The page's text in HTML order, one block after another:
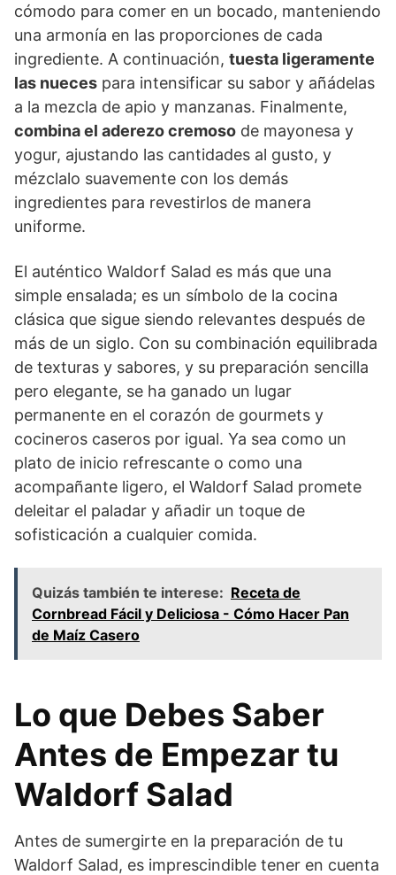
cómodo para comer en un bocado, manteniendo
una armonía en las proporciones de cada
ingrediente. A continuación, tuesta ligeramente
las nueces para intensificar su sabor y añádelas
a la mezcla de apio y manzanas. Finalmente,
combina el aderezo cremoso de mayonesa y
yogur, ajustando las cantidades al gusto, y
mézclalo suavemente con los demás
ingredientes para revestirlos de manera
uniforme.
El auténtico Waldorf Salad es más que una
simple ensalada; es un símbolo de la cocina
clásica que sigue siendo relevantes después de
más de un siglo. Con su combinación equilibrada
de texturas y sabores, y su preparación sencilla
pero elegante, se ha ganado un lugar
permanente en el corazón de gourmets y
cocineros caseros por igual. Ya sea como un
plato de inicio refrescante o como una
acompañante ligero, el Waldorf Salad promete
deleitar el paladar y añadir un toque de
sofisticación a cualquier comida.
Quizás también te interese: Receta de
Cornbread Fácil y Deliciosa - Cómo Hacer Pan
de Maíz Casero
Lo que Debes Saber
Antes de Empezar tu
Waldorf Salad
Antes de sumergirte en la preparación de tu
Waldorf Salad, es imprescindible tener en cuenta